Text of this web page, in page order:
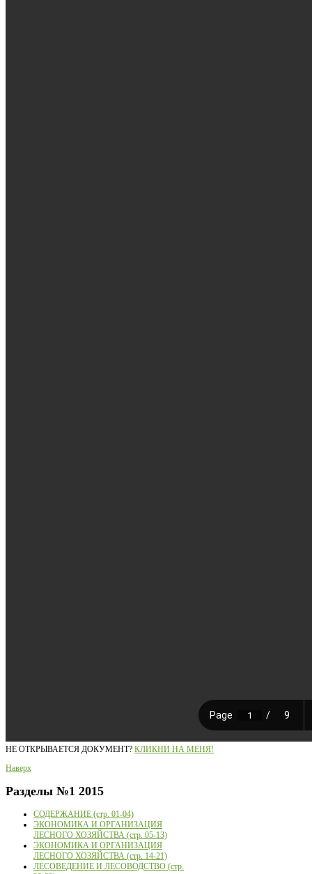
НЕ ОТКРЫВАЕТСЯ ДОКУМЕНТ? КЛИКНИ НА МЕНЯ!
Наверх
Разделы №1 2015
СОДЕРЖАНИЕ (стр. 01-04)
ЭКОНОМИКА И ОРГАНИЗАЦИЯ
ЛЕСНОГО ХОЗЯЙСТВА (стр. 05-13)
ЭКОНОМИКА И ОРГАНИЗАЦИЯ
ЛЕСНОГО ХОЗЯЙСТВА (стр. 14-21)
ЛЕСОВЕДЕНИЕ И ЛЕСОВОДСТВО (стр.